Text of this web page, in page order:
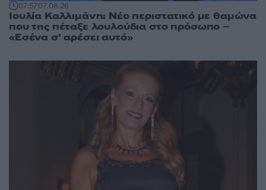
07:5707.08.26
Ιουλία Καλλιμάνη: Νέο περιστατικό με θαμώνα
που της πέταξε λουλούδια στο πρόσωπο –
«Εσένα σ’ αρέσει αυτό»